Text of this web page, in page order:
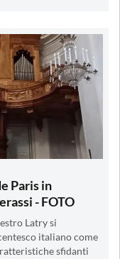
Paris in
- FOTO
Latry si
italiano come
sfidanti